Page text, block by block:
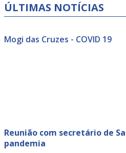
ÚLTIMAS NOTÍCIAS
Mogi das Cruzes - COVID 19
Reunião com secretário de
pandemia